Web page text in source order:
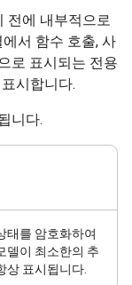
전에 내부적으로
에서 함수 호출, 사
로 표시되는 전용
시합니다.
니다.
태를 암호화하여
델이 최소한의 추
상 표시됩니다.